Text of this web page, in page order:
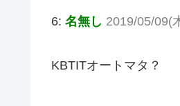
6: 名無し 2019/05/09(
KBTITオートマタ？